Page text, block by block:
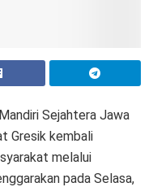
Sejahtera Jawa
Gresik kembali
melalui
pada Selasa,